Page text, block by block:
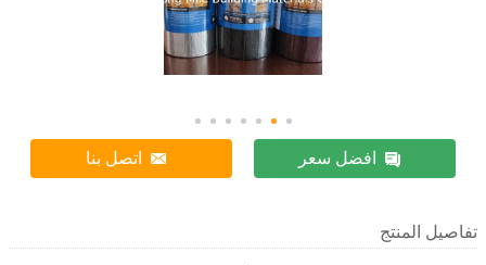
افضل سعر اتصل بنا
تفاصيل المنتج